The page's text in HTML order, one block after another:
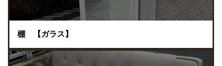
棚 【ガラス】